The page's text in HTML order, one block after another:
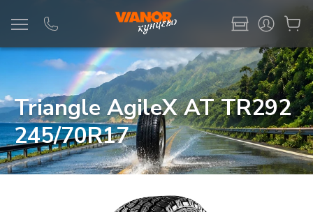
Triangle AgileX AT TR292
245/70R17
Информация Фото товара